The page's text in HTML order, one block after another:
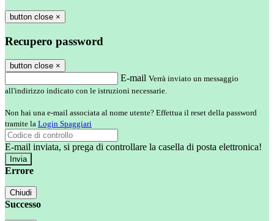
button close ×
Recupero password
button close ×
E-mail Verrà inviato un messaggio
all'indirizzo indicato con le istruzioni necessarie.
Non hai una e-mail associata al nome utente? Effettua il reset della password
tramite la Login Spaggiari
E-mail inviata, si prega di controllare la casella di posta elettronica!
Errore
Chiudi
Successo